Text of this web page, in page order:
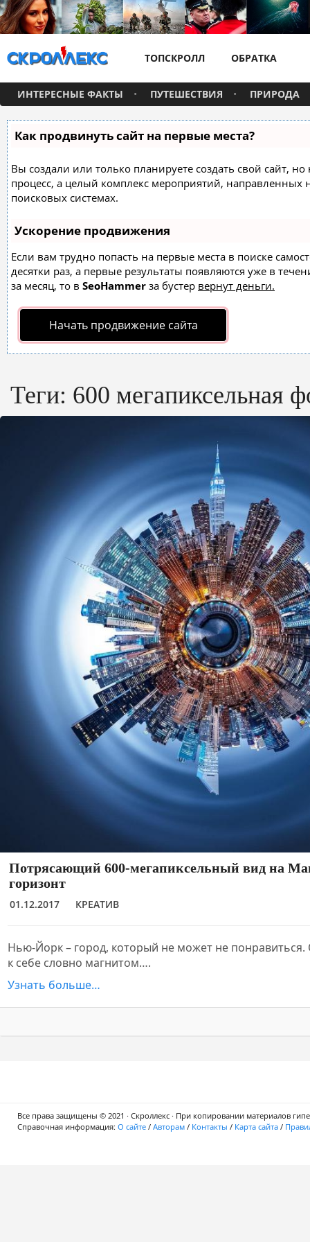
ТОПСКРОЛЛ ОБРАТКА
ИНТЕРЕСНЫЕ ФАКТЫ ПУТЕШЕСТВИЯ ПРИРОДА
Как продвинуть сайт на первые места?
Вы создали или только планируете создать свой сайт,
процесс, а целый комплекс мероприятий,
поисковых системах.
Ускорение продвижения
Если вам трудно попасть на первые места в поиске
десятки раз, а первые результаты появляются уже в
за месяц, то в SeoHammer за бустер вернут деньги.
Начать продвижение сайта
Теги: 600 мегапиксельная
Потрясающий 600-мегапиксельный вид на
горизонт
01.12.2017 КРЕАТИВ
Нью-Йорк – город, который не может не понравиться.
к себе словно магнитом….
Узнать больше…
Все права защищены © 2021 · Скроллекс · При копировании материалов
Справочная информация: О сайте / Авторам / Контакты / Карта сайта /